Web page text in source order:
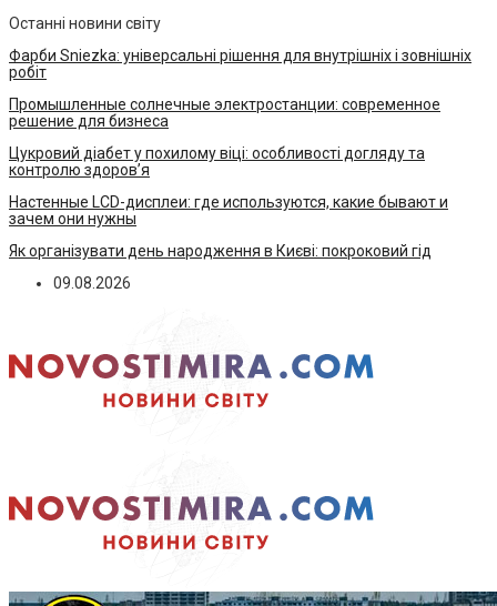
Останні новини світу
Фарби Sniezka: універсальні рішення для внутрішніх і зовнішніх
робіт
Промышленные солнечные электростанции: современное
решение для бизнеса
Цукровий діабет у похилому віці: особливості догляду та
контролю здоров’я
Настенные LCD-дисплеи: где используются, какие бывают и
зачем они нужны
Як організувати день народження в Києві: покроковий гід
09.08.2026